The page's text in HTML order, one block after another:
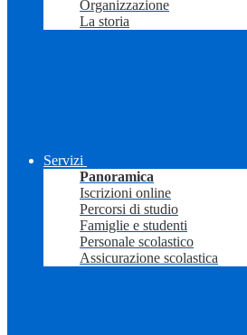
Organizzazione
La storia
Servizi
Panoramica
Iscrizioni online
Percorsi di studio
Famiglie e studenti
Personale scolastico
Assicurazione scolastica